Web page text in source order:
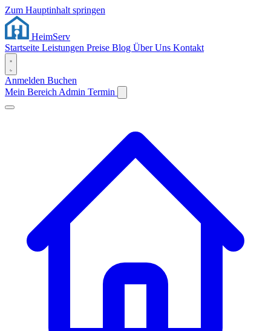
Zum Hauptinhalt springen
HeimServ
Startseite Leistungen Preise Blog Über Uns Kontakt
Anmelden Buchen
Mein Bereich Admin Termin